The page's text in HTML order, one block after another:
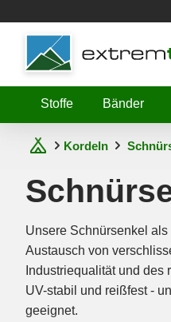
Shopware
Stoffe Bänder
Kordeln
Unsere Schnürsenkel
Austausch von
Industriequalität und
UV-stabil und reißfest -
geeignet.